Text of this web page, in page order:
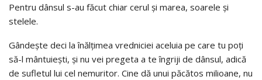
Pentru dânsul s-au făcut chiar cerul şi marea, soarele şi
stelele.
Gândeşte deci la înălţimea vredniciei aceluia pe care tu poţi
să-l mântuieşti, şi nu vei pregeta a te îngriji de dânsul, adică
de sufletul lui cel nemuritor. Cine dă unui păcătos milioane, nu